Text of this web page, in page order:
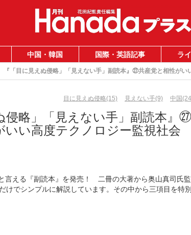
中国・韓国 国際・英語記事 ラ
『「目に見えぬ侵略」「見えない手」副読本』㉗共産党と相性が
目に見えぬ侵略(15) 見えない手(9) 中国
侵略」「見えない手」副読本』㉗
いい高度テクノロジー監視社会
言える『副読本』を発売！ 二冊の大著から奥山真司氏
けでシンプルに解説しています。その中から三項目を特